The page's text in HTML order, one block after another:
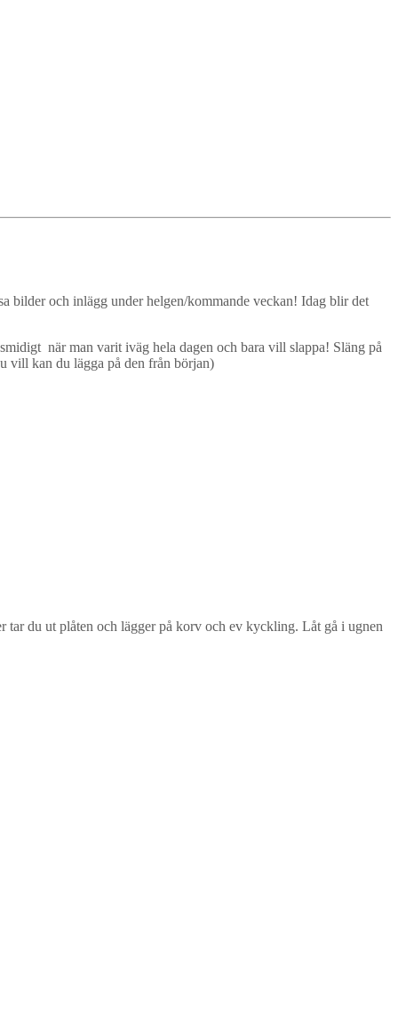
bilder och inlägg under helgen/kommande veckan! Idag blir det
när man varit iväg hela dagen och bara vill slappa! Släng på
vill kan du lägga på den från början)
du ut plåten och lägger på korv och ev kyckling. Låt gå i ugnen